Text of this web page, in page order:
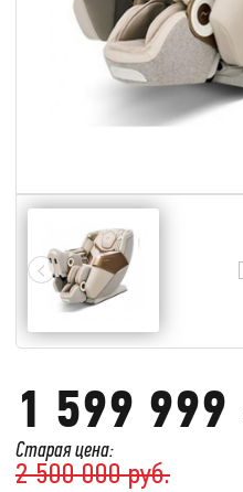
Старая цена:
2 500 000 руб.
1 599 999